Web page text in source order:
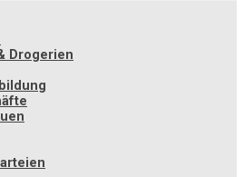
Drogerien